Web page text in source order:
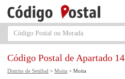
Código Postal de Apartado
Distrito de Setúbal > Moita > Moita